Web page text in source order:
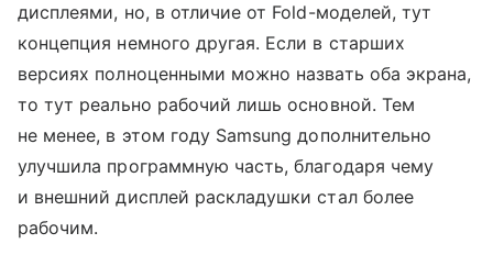
дисплеями, но, в отличие от Fold-моделей, тут
концепция немного другая. Если в старших
версиях полноценными можно назвать оба экрана,
то тут реально рабочий лишь основной. Тем
не менее, в этом году Samsung дополнительно
улучшила программную часть, благодаря чему
и внешний дисплей раскладушки стал более
рабочим.